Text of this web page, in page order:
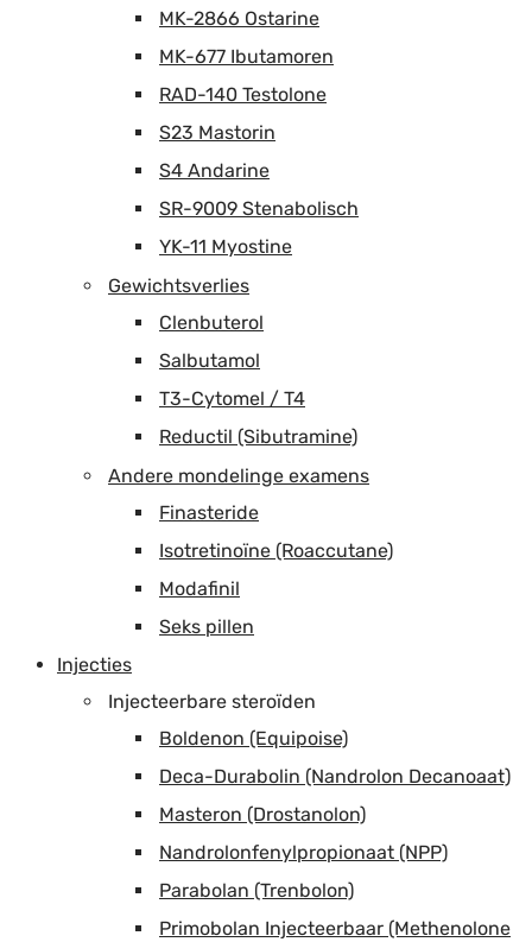
MK-2866 Ostarine
MK-677 Ibutamoren
RAD-140 Testolone
S23 Mastorin
S4 Andarine
SR-9009 Stenabolisch
YK-11 Myostine
Gewichtsverlies
Clenbuterol
Salbutamol
T3-Cytomel / T4
Reductil (Sibutramine)
Andere mondelinge examens
Finasteride
Isotretinoïne (Roaccutane)
Modafinil
Seks pillen
Injecties
Injecteerbare steroïden
Boldenon (Equipoise)
Deca-Durabolin (Nandrolon Decanoaat)
Masteron (Drostanolon)
Nandrolonfenylpropionaat (NPP)
Parabolan (Trenbolon)
Primobolan Injecteerbaar (Methenolone